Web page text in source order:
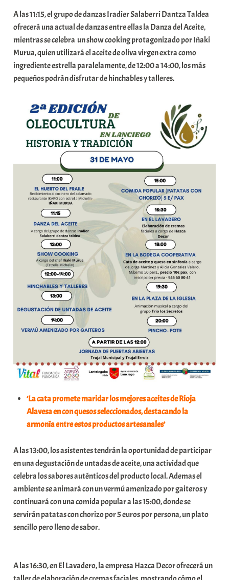
A las 11:15, el grupo de danzas Iradier Salaberri Dantza Taldea
ofrecerá una actual de danzas entre ellas la Danza del Aceite,
mientras se celebra un show cooking protagonizado por Iñaki
Murua, quien utilizará el aceite de oliva virgen extra como
ingrediente estrella paralelamente, de 12:00 a 14:00, los más
pequeños podrán disfrutar de hinchables y talleres.
‘La cata promete maridar los mejores aceites de Rioja
Alavesa en con quesos seleccionados, destacando la
armonía entre estos productos artesanales’
A las 13:00, los asistentes tendrán la oportunidad de participar
en una degustación de untadas de aceite, una actividad que
celebra los sabores auténticos del producto local. Ademas el
ambiente se animará con un vermú amenizado por gaiteros y
continuará con una comida popular a las 15:00, donde se
servirán patatas con chorizo por 5 euros por persona, un plato
sencillo pero lleno de sabor.
A las 16:30, en El Lavadero, la empresa Hazca Decor ofrecerá un